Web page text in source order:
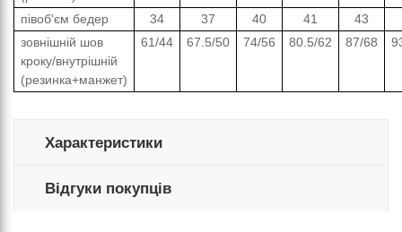
півоб'єм бедер 34 37 40 41
43
зовнішній шов
кроку/внутрішній
(резинка+манжет)
61/44 67.5/50 74/56 80.5/62 87/68
Характеристики
Відгуки покупців